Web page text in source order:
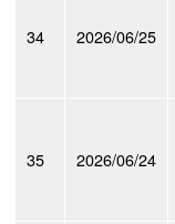
34 2026/06/25
35 2026/06/24